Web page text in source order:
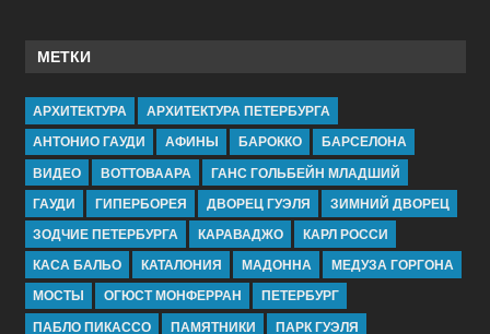
МЕТКИ
АРХИТЕКТУРА
АРХИТЕКТУРА ПЕТЕРБУРГА
АНТОНИО ГАУДИ
АФИНЫ БАРОККО
БАРСЕЛОНА
ВИДЕО
ВОТТОВААРА
ГАНС ГОЛЬБЕЙН МЛАДШИЙ
ГАУДИ
ГИПЕРБОРЕЯ ДВОРЕЦ ГУЭЛЯ
ЗИМНИЙ ДВОРЕЦ
ЗОДЧИЕ ПЕТЕРБУРГА
КАРАВАДЖО
КАРЛ РОССИ
КАСА БАЛЬО
КАТАЛОНИЯ МАДОННА
МЕДУЗА ГОРГОНА
МОСТЫ
ОГЮСТ МОНФЕРРАН
ПЕТЕРБУРГ
ПАБЛО ПИКАССО
ПАМЯТНИКИ ПАРК ГУЭЛЯ